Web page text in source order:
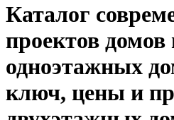
Каталог
проектов
одноэтажных
ключ, цены и